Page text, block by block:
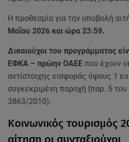
Η προθεσμία για την υποβολή
Μαΐου 2026 και ώρα 23:59.
Δικαιούχοι του προγράμματος
ΕΦΚΑ – πρώην ΟΑΕΕ που έχουν
αντίστοιχης εισφοράς ύψους 1
συγκεκριμένη παροχή (παρ. 5 του
3863/2010).
Κοινωνικός τουρισμός
αίτηση οι συνταξιούχοι